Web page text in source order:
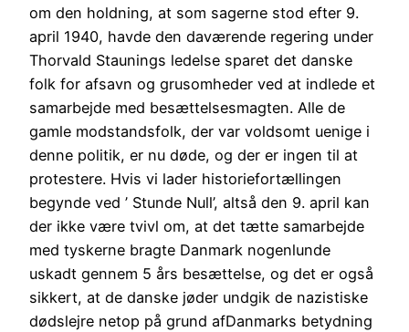
om den holdning, at som sagerne stod efter 9.
april 1940, havde den daværende regering under
Thorvald Staunings ledelse sparet det danske
folk for afsavn og grusomheder ved at indlede et
samarbejde med besættelsesmagten. Alle de
gamle modstandsfolk, der var voldsomt uenige i
denne politik, er nu døde, og der er ingen til at
protestere. Hvis vi lader historiefortællingen
begynde ved ’ Stunde Null’, altså den 9. april kan
der ikke være tvivl om, at det tætte samarbejde
med tyskerne bragte Danmark nogenlunde
uskadt gennem 5 års besættelse, og det er også
sikkert, at de danske jøder undgik de nazistiske
dødslejre netop på grund afDanmarks betydning